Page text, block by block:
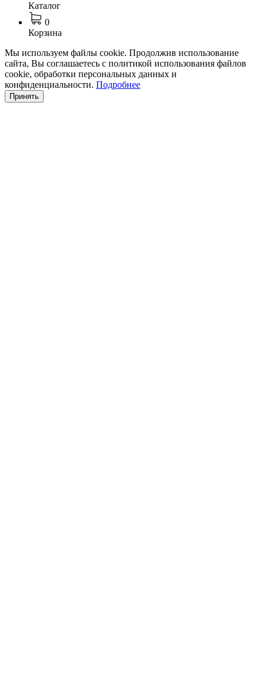
Каталог
0
Корзина
Мы используем файлы cookie. Продолжив использование
сайта, Вы соглашаетесь с политикой использования файлов
cookie, обработки персональных данных и
конфиденциальности. Подробнее
Принять